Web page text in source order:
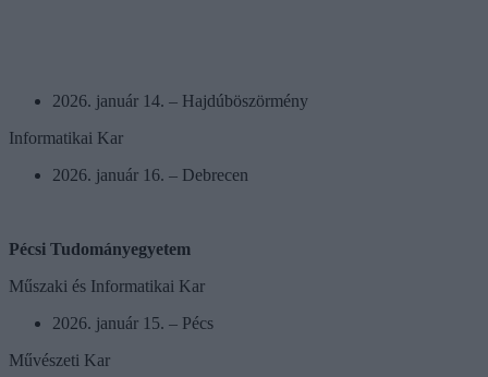
2026. január 14. – Hajdúböszörmény
Informatikai Kar
2026. január 16. – Debrecen
Pécsi Tudományegyetem
Műszaki és Informatikai Kar
2026. január 15. – Pécs
Művészeti Kar